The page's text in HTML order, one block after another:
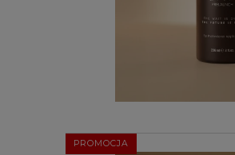
PROMOCJA